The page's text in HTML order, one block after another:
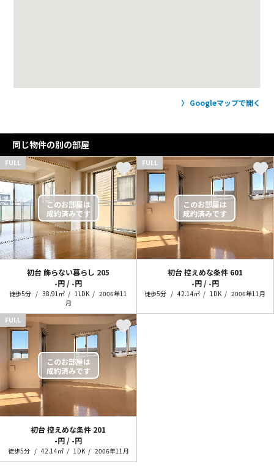
Googleマップで開く
同じ物件の別の部屋
FULL
初台 飾らない暮らし 205
-円 / -円
徒歩5分 38.91㎡ 1LDK
2006年11
月
FULL
初台 控えめな条件 601
-円 / -円
徒歩5分 42.14㎡ 1DK 2006年11月
FULL
初台 控えめな条件 201
-円 / -円
徒歩5分 42.14㎡ 1DK 2006年11月